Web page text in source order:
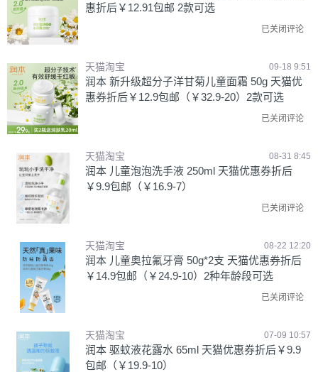
惠折后￥12.91包邮 2款可选
已关闭评论
天猫淘宝 09-18 9:51
润本 新升级超分子洋甘菊儿童面霜 50g 天猫优
惠券折后￥12.9包邮（￥32.9-20）2款可选
已关闭评论
天猫淘宝 08-31 8:45
润本 儿童泡泡洗手液 250ml 天猫优惠券折后
￥9.9包邮（￥16.9-7）
已关闭评论
天猫淘宝 08-22 12:20
润本 儿童奥拉氟牙膏 50g*2支 天猫优惠券折后
￥14.9包邮（￥24.9-10）2种年龄段可选
已关闭评论
天猫淘宝 07-09 10:57
润本 驱蚊液花露水 65ml 天猫优惠券折后￥9.9
包邮（￥19.9-10）